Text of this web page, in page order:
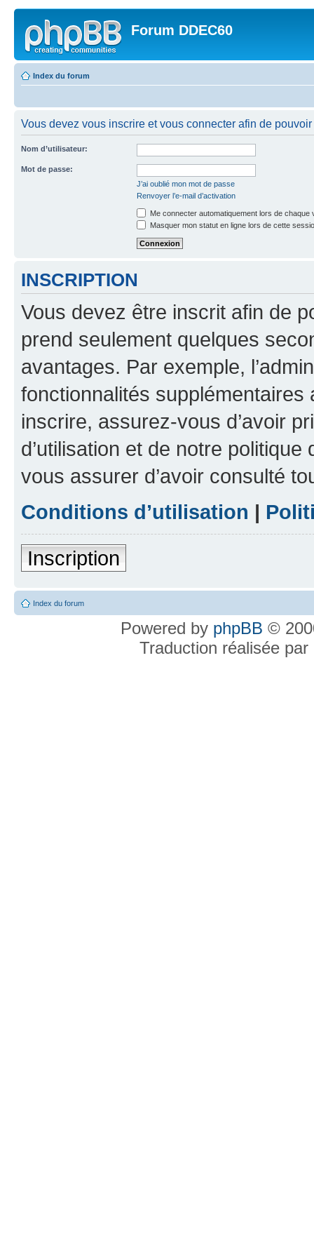
Forum DDEC60
Index du forum
Vous devez vous inscrire et vous connecter afin de
Nom d’utilisateur:
Mot de passe:
J’ai oublié mon mot de passe
Renvoyer l’e-mail d’activation
Me connecter automatiquement lors de chaque
Masquer mon statut en ligne lors de cette
INSCRIPTION
Vous devez être inscrit afin de
prend seulement quelques
avantages. Par exemple,
fonctionnalités
inscrire, assurez-vous d’avoir
d’utilisation et de notre
vous assurer d’avoir consulté
Conditions d’utilisation |
Inscription
Index du forum
Powered by phpBB ©
Traduction réalisée par